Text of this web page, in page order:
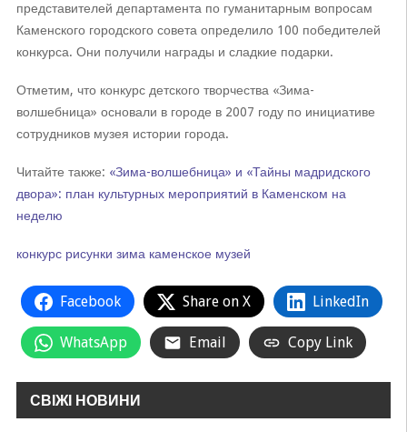
представителей департамента по гуманитарным вопросам
Каменского городского совета определило 100 победителей
конкурса. Они получили награды и сладкие подарки.
Отметим, что конкурс детского творчества «Зима-
волшебница» основали в городе в 2007 году по инициативе
сотрудников музея истории города.
Читайте также: «Зима-волшебница» и «Тайны мадридского
двора»: план культурных мероприятий в Каменском на
неделю
конкурс рисунки зима каменское музей
Facebook Share on X LinkedIn
WhatsApp Email Copy Link
СВІЖІ НОВИНИ